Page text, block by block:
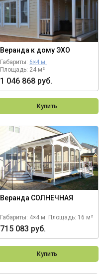
Веранда к дому ЭХО
Габариты: 6×4 м.
Площадь: 24 м²
1 046 868 руб.
Купить
Веранда СОЛНЕЧНАЯ
Габариты: 4×4 м. Площадь: 16 м²
715 083 руб.
Купить